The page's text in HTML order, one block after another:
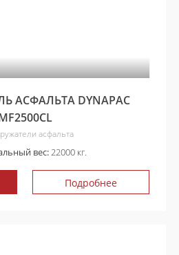
АСФАЛЬТА DYNAPAC
асфальта
вес:22000 кг.
Подробнее